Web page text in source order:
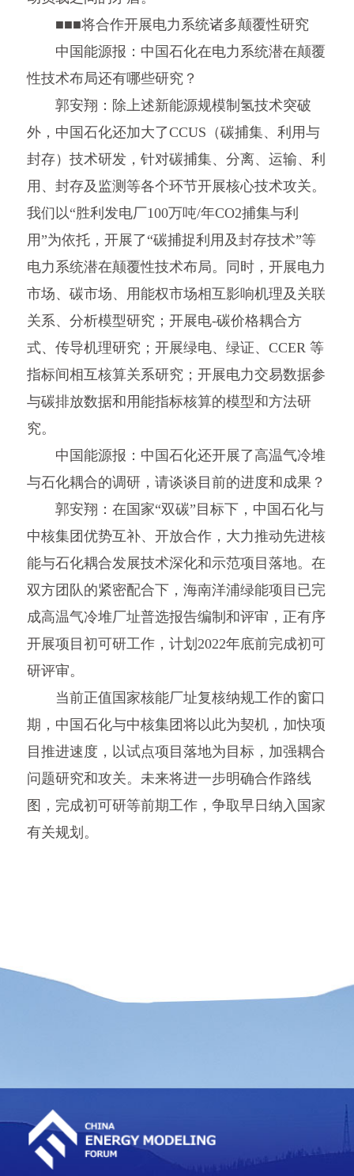
■■■将合作开展电力系统诸多颠覆性研究
中国能源报：中国石化在电力系统潜在颠覆
性技术布局还有哪些研究？
郭安翔：除上述新能源规模制氢技术突破
外，中国石化还加大了CCUS（碳捕集、利用与
封存）技术研发，针对碳捕集、分离、运输、利
用、封存及监测等各个环节开展核心技术攻关。
我们以“胜利发电厂100万吨/年CO2捕集与利
用”为依托，开展了“碳捕捉利用及封存技术”等
电力系统潜在颠覆性技术布局。同时，开展电力
市场、碳市场、用能权市场相互影响机理及关联
关系、分析模型研究；开展电-碳价格耦合方
式、传导机理研究；开展绿电、绿证、CCER 等
指标间相互核算关系研究；开展电力交易数据参
与碳排放数据和用能指标核算的模型和方法研
究。
中国能源报：中国石化还开展了高温气冷堆
与石化耦合的调研，请谈谈目前的进度和成果？
郭安翔：在国家“双碳”目标下，中国石化与
中核集团优势互补、开放合作，大力推动先进核
能与石化耦合发展技术深化和示范项目落地。在
双方团队的紧密配合下，海南洋浦绿能项目已完
成高温气冷堆厂址普选报告编制和评审，正有序
开展项目初可研工作，计划2022年底前完成初可
研评审。
当前正值国家核能厂址复核纳规工作的窗口
期，中国石化与中核集团将以此为契机，加快项
目推进速度，以试点项目落地为目标，加强耦合
问题研究和攻关。未来将进一步明确合作路线
图，完成初可研等前期工作，争取早日纳入国家
有关规划。